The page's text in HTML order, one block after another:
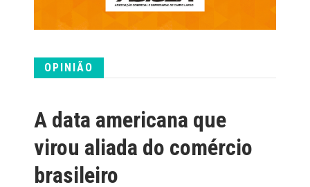
OPINIÃO
A data americana que
virou aliada do comércio
brasileiro